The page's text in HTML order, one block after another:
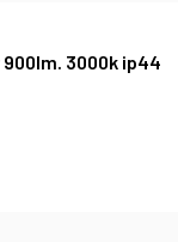
3000k ip44